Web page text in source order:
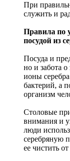
При
служить и
Правила по
посудой из
Посуда и
но и забота о
ионы
бактерий, а
организм
Столовые
внимания и
люди
серебряную
ее чистить